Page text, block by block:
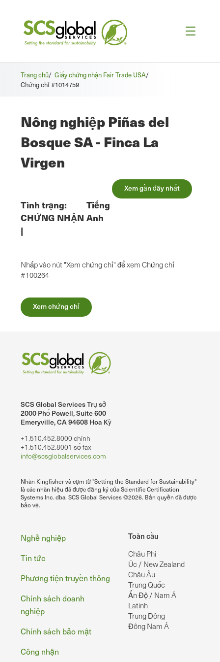
Trang chủ/ Giấy chứng nhận Fair Trade USA/
Chứng chỉ #1014759
Nông nghiệp Piñas del
Bosque SA - Finca La
Virgen
Xem gần đây nhất
Tình trạng:
CHỨNG NHẬN
|
Tiếng
Anh
Nhấp vào nút "Xem chứng chỉ" để xem Chứng chỉ
#100264
Xem chứng chỉ
SCS Global Services Trụ sở
2000 Phố Powell, Suite 600
Emeryville, CA 94608 Hoa Kỳ
+1.510.452.8000 chính
+1.510.452.8001 số fax
info@scsglobalservices.com
Nhãn Kingfisher và cụm từ "Setting the Standard for Sustainability"
là các nhãn hiệu đã được đăng ký của Scientific Certification
Systems Inc. dba. SCS Global Services ©2026. Bản quyền đã được
bảo vệ.
Toàn cầu
Châu Phi
Úc / New Zealand
Châu Âu
Trung Quốc
Ấn Độ / Nam Á
Latinh
Trung Đông
Đông Nam Á
Chân
Nghề nghiệp
Tin tức
Phương tiện truyền thông
Chính sách doanh
nghiệp
Chính sách bảo mật
Công nhận